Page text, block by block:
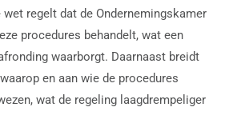
regelt dat de Ondernemingskamer
procedures behandelt, wat een
waarborgt. Daarnaast breidt
en aan wie de procedures
wat de regeling laagdrempeliger